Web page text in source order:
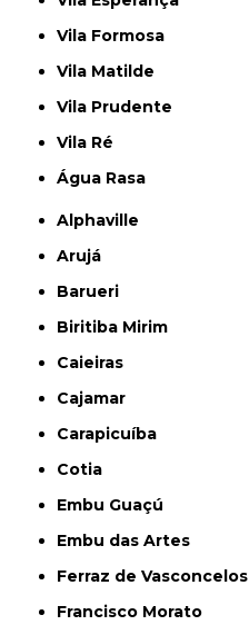
Vila Formosa
Vila Matilde
Vila Prudente
Vila Ré
Água Rasa
Alphaville
Arujá
Barueri
Biritiba Mirim
Caieiras
Cajamar
Carapicuíba
Cotia
Embu Guaçú
Embu das Artes
Ferraz de Vasconcelos
Francisco Morato